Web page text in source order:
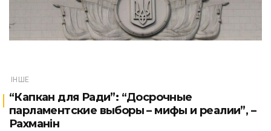
ІНШЕ
“Капкан для Ради”: “Досрочные
парламентские выборы – мифы и реалии”, –
Рахманін